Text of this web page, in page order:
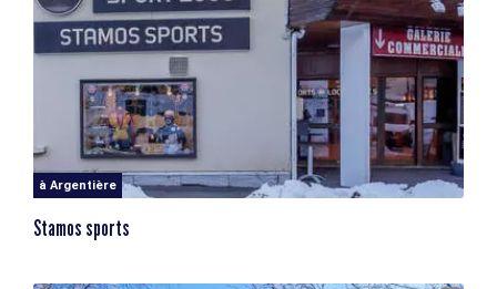
à Argentière
Stamos sports